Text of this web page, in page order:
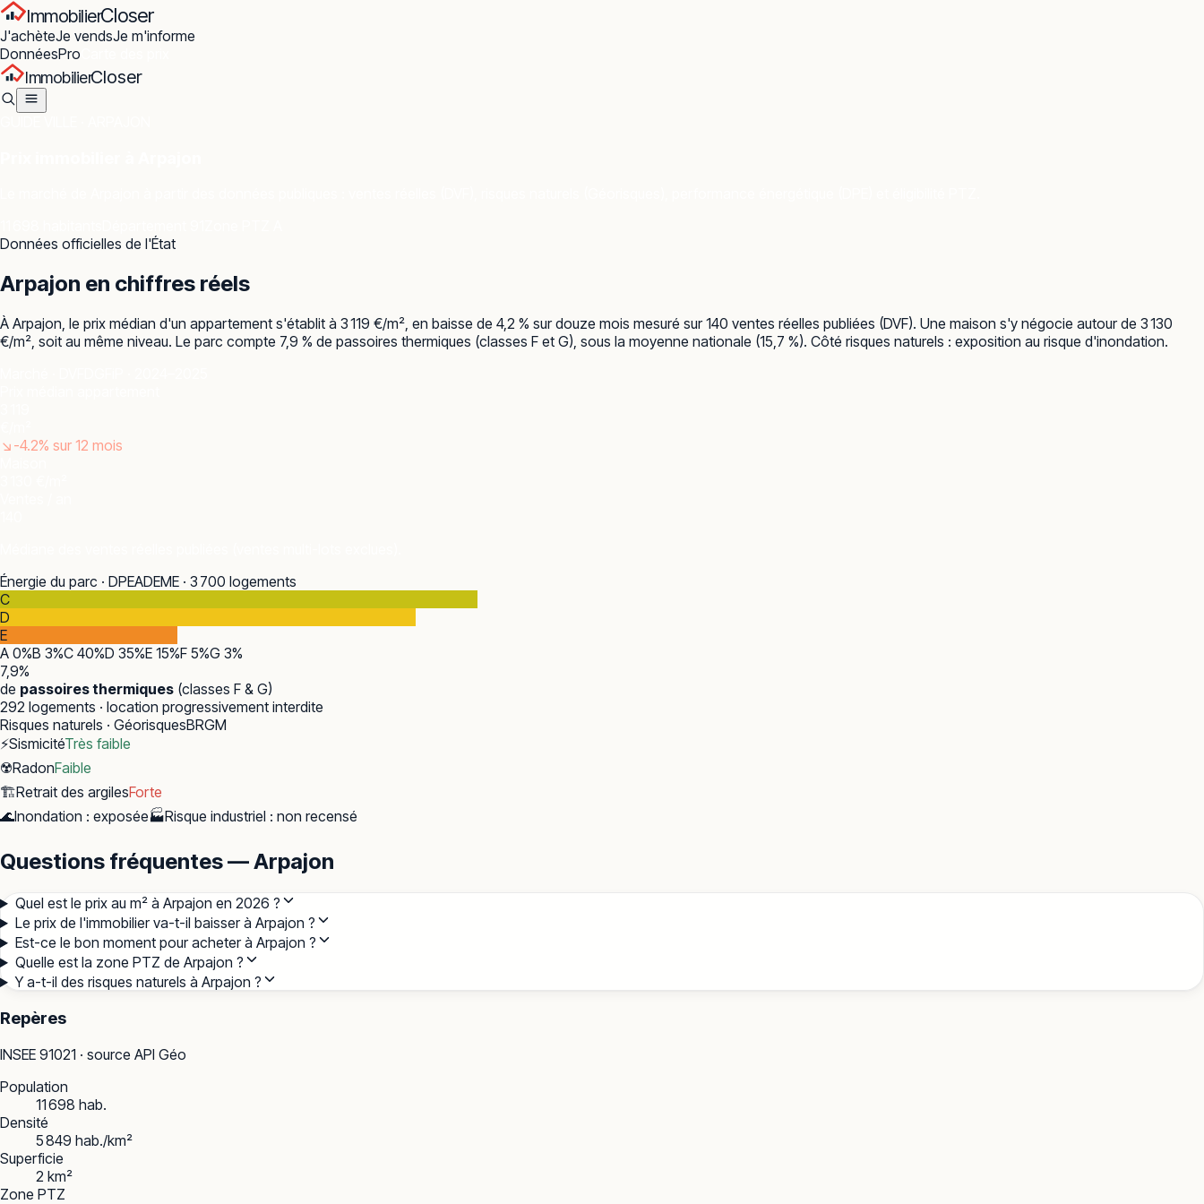
ImmobilierCloser
J'achèteJe vendsJe m'informe
DonnéesPro
ImmobilierCloser
Données officielles de l'État
Arpajon en chiffres réels
À Arpajon, le prix médian d'un appartement s'établit à 3 119 €/m², en baisse de 4,2 % sur douze mois mesuré sur 140 ventes réelles publiées (DVF). Une maison s'y négocie autour de 3 130
€/m², soit au même niveau. Le parc compte 7,9 % de passoires thermiques (classes F et G), sous la moyenne nationale (15,7 %). Côté risques naturels : exposition au risque d'inondation.
↘ -4.2% sur 12 mois
Énergie du parc · DPEADEME · 3 700 logements
C
D
E
A 0%B 3%C 40%D 35%E 15%F 5%G 3%
7,9%
de passoires thermiques (classes F & G)
292 logements · location progressivement interdite
Risques naturels · GéorisquesBRGM
⚡SismicitéTrès faible
☢️RadonFaible
🏗️Retrait des argilesForte
🌊Inondation : exposée🏭Risque industriel : non recensé
Questions fréquentes — Arpajon
Quel est le prix au m² à Arpajon en 2026 ?
Le prix de l'immobilier va-t-il baisser à Arpajon ?
Est-ce le bon moment pour acheter à Arpajon ?
Quelle est la zone PTZ de Arpajon ?
Y a-t-il des risques naturels à Arpajon ?
Repères
INSEE 91021 · source API Géo
Population
11 698 hab.
Densité
5 849 hab./km²
Superficie
2 km²
Zone PTZ